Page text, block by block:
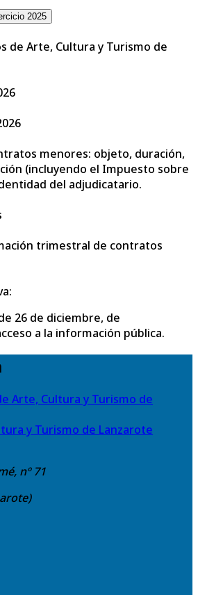
2025
de Arte, Cultura y Turismo de
menores: objeto, duración,
(incluyendo el Impuesto sobre
del adjudicatario.
trimestral de contratos
26 de diciembre, de
a la información pública.
y Turismo de Lanzarote
nº 71